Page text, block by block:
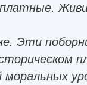
Эти